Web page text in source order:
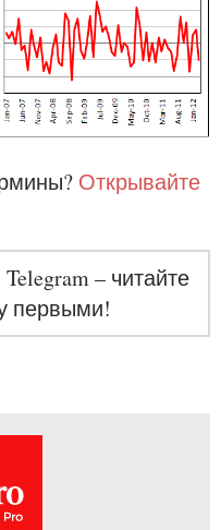
Открывайте
Telegram – читайте
первыми!